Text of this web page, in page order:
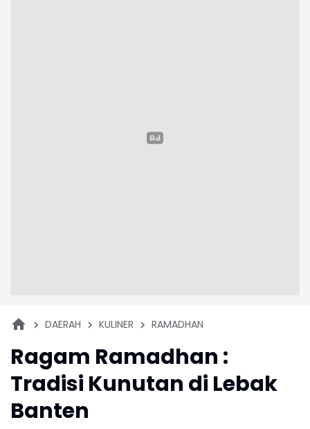
DAERAH KULINER RAMADHAN
Ragam Ramadhan :
Tradisi Kunutan di Lebak
Banten